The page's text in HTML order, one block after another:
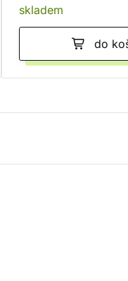
skladem
do